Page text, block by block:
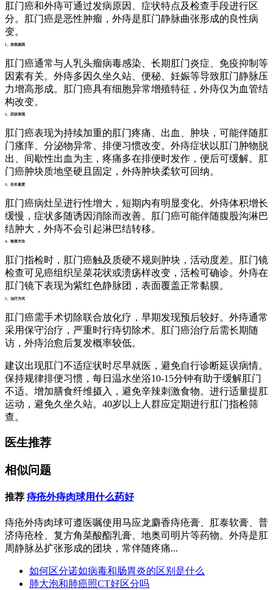
肛门癌和外痔可通过发病原因、症状特点及检查手段进行区
分。肛门癌是恶性肿瘤，外痔是肛门静脉曲张形成的良性病
变。
1、发病原因
肛门癌通常与人乳头瘤病毒感染、长期肛门炎症、免疫抑制等
因素有关。外痔多因久坐久站、便秘、妊娠等导致肛门静脉压
力增高形成。肛门癌具有细胞异常增殖特征，外痔仅为血管结
构改变。
2、症状表现
肛门癌表现为持续加重的肛门疼痛、出血、肿块，可能伴随肛
门瘙痒、分泌物异常、排便习惯改变。外痔症状以肛门肿物脱
出、间歇性出血为主，疼痛多在排便时发作，便后可缓解。肛
门癌肿块质地坚硬且固定，外痔肿块柔软可回纳。
3、生长速度
肛门癌病灶呈进行性增大，短期内有明显变化。外痔体积增长
缓慢，症状多随诱因消除而改善。肛门癌可能伴随腹股沟淋巴
结肿大，外痔不会引起淋巴结转移。
4、检查方法
肛门指检时，肛门癌触及质硬不规则肿块，活动度差。肛门镜
检查可见癌组织呈菜花状或溃疡样改变，活检可确诊。外痔在
肛门镜下表现为紫红色静脉团，表面覆盖正常黏膜。
5、治疗方式
肛门癌需手术切除联合放化疗，早期发现预后较好。外痔通常
采用保守治疗，严重时行痔切除术。肛门癌治疗后需长期随
访，外痔治愈后复发概率较低。
建议出现肛门不适症状时尽早就医，避免自行诊断延误病情。
保持规律排便习惯，每日温水坐浴10-15分钟有助于缓解肛门
不适。增加膳食纤维摄入，避免辛辣刺激食物。进行适量提肛
运动，避免久坐久站。40岁以上人群应定期进行肛门指检筛
查。
医生推荐
相似问题
推荐 痔疮外痔肉球用什么药好
痔疮外痔肉球可遵医嘱使用马应龙麝香痔疮膏、肛泰软膏、普
济痔疮栓、复方角菜酸酯乳膏、地奥司明片等药物。外痔是肛
周静脉丛扩张形成的团块，常伴随疼痛...
如何区分诺如病毒和肠胃炎的区别是什么
肺大泡和肺癌照CT好区分吗